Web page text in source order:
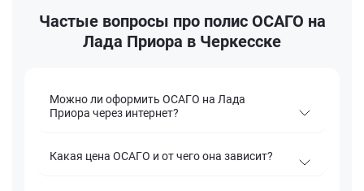
Частые вопросы про полис ОСАГО на
Лада Приора в Черкесске
Можно ли оформить ОСАГО на Лада
Приора через интернет?
Какая цена ОСАГО и от чего она зависит?